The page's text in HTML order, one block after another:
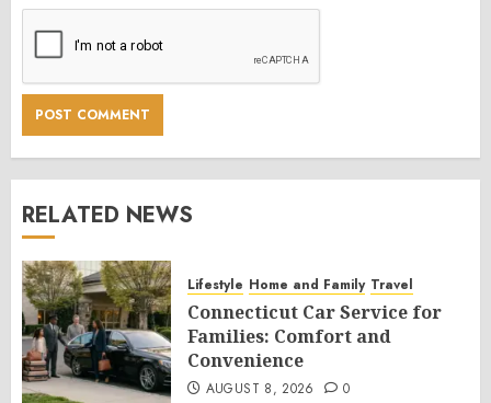
RELATED NEWS
Lifestyle Home and Family Travel
Connecticut Car Service for
Families: Comfort and
Convenience
AUGUST 8, 2026 0